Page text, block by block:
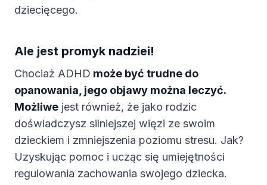
dziecięcego.
Ale jest promyk nadziei!
Chociaż ADHD może być trudne do
opanowania, jego objawy można leczyć.
Możliwe jest również, że jako rodzic
doświadczysz silniejszej więzi ze swoim
dzieckiem i zmniejszenia poziomu stresu. Jak?
Uzyskując pomoc i ucząc się umiejętności
regulowania zachowania swojego dziecka.